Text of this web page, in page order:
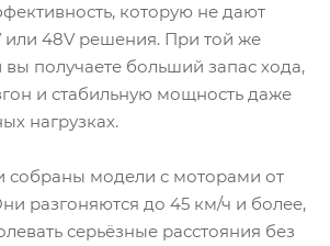
которую не дают
или 48V решения. При той же
вы получаете больший запас хода,
и стабильную мощность даже
нагрузках.
собраны модели с моторами от
разгоняются до 45 км/ч и более,
серьёзные расстояния без